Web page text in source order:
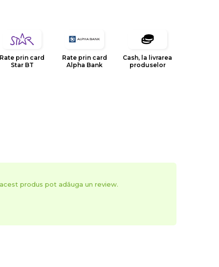
Rate prin card
Star BT
Rate prin card
Alpha Bank
Cash, la livrarea
produselor
produs pot adăuga un review.